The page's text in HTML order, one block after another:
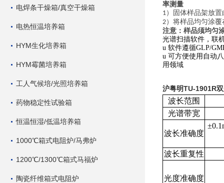
电焊条干燥箱/真空干燥箱
电热恒温培养箱
HYM生化培养箱
HYM霉菌培养箱
工人气候培/光照培养箱
药物稳定性试验箱
恒温恒湿/低温培养箱
1000℃箱式电阻炉/马弗炉
1200℃/1300℃箱式马福炉
陶瓷纤维箱式电阻炉
率测量
1）固体样品架放
2）将样品均匀涂
注意：样品须均匀
光谱扫描软件，联
u 软件遵循GLP/
u 可方便使用自动
用领域
沪粤明TU-1901R
波长范围
光谱带宽
波长准确度
波长重复性
光度准确度